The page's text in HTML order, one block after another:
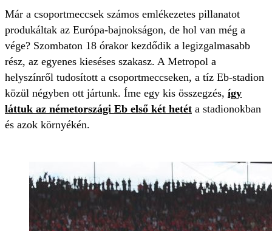
Már a csoportmeccsek számos emlékezetes pillanatot
produkáltak az Európa-bajnokságon, de hol van még a
vége? Szombaton 18 órakor kezdődik a legizgalmasabb
rész, az egyenes kieséses szakasz. A Metropol a
helyszínről tudosított a csoportmeccseken, a tíz Eb-stadion
közül négyben ott jártunk. Íme egy kis összegzés, így
láttuk az németországi Eb első két hetét a stadionokban
és azok környékén.